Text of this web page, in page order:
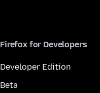
Firefox for Developers
Developer Edition
Beta